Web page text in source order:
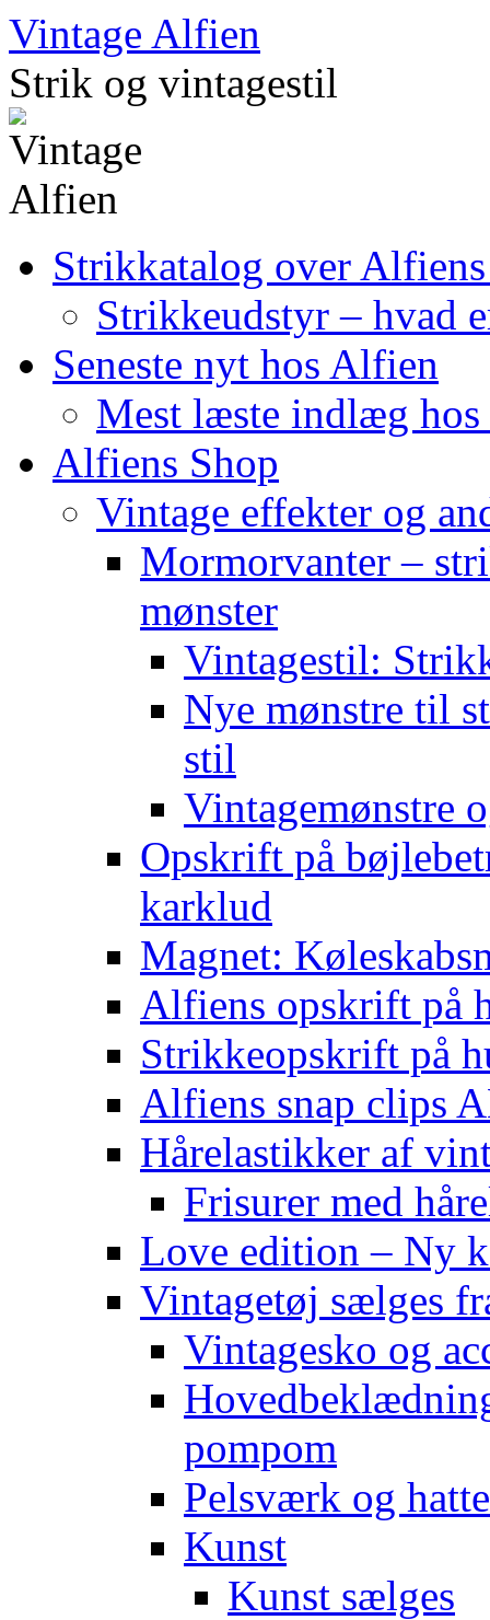
Skip
to
content
Vintage Alfien
Strik og vintagestil
Strikkatalog over
Strikkeudstyr – hvad
Seneste nyt hos Alfien
Mest læste indlæg
Alfiens Shop
Vintage effekter og
Mormorvanter –
mønster
Vintagestil:
Nye mønstre til
stil
Vintagemønstre
Opskrift på
karklud
Magnet:
Alfiens opskrift på
Strikkeopskrift på
Alfiens snap clips
Hårelastikker af
Frisurer med
Love edition – Ny
Vintagetøj sælges
Vintagesko og
pompom
Pelsværk og
Kunst
Kunst sælges